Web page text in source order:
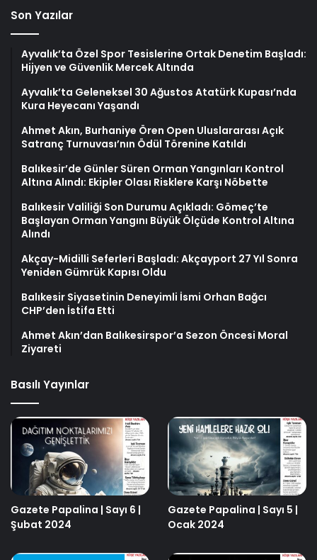
Son Yazılar
Ayvalık’ta Özel Spor Tesislerine Ortak Denetim Başladı:
Hijyen ve Güvenlik Mercek Altında
Ayvalık’ta Geleneksel 30 Ağustos Atatürk Kupası’nda
Kura Heyecanı Yaşandı
Ahmet Akın, Burhaniye Ören Open Uluslararası Açık
Satranç Turnuvası’nın Ödül Törenine Katıldı
Balıkesir’de Günler Süren Orman Yangınları Kontrol
Altına Alındı: Ekipler Olası Risklere Karşı Nöbette
Balıkesir Valiliği Son Durumu Açıkladı: Gömeç’te
Başlayan Orman Yangını Büyük Ölçüde Kontrol Altına
Alındı
Akçay-Midilli Seferleri Başladı: Akçayport 27 Yıl Sonra
Yeniden Gümrük Kapısı Oldu
Balıkesir Siyasetinin Deneyimli İsmi Orhan Bağcı
CHP’den İstifa Etti
Ahmet Akın’dan Balıkesirspor’a Sezon Öncesi Moral
Ziyareti
Basılı Yayınlar
Gazete Papalina | Sayı 6 |
Şubat 2024
Gazete Papalina | Sayı 5 |
Ocak 2024